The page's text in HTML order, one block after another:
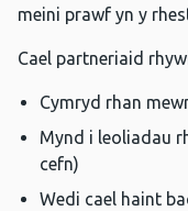
meini prawf yn y
Cael partneriaid
Cymryd rhan
Mynd i leoliadau
cefn)
Wedi cael haint